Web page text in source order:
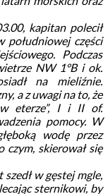
kapitan polecił
południowej części
Podczas
NW 1°B i ok.
na mieliźnie.
a z uwagi na to, że
w eterze”, I i II of.
pomocy. W
wodę przez
czym, skierował się
w gęstej mgle,
sternikowi, by